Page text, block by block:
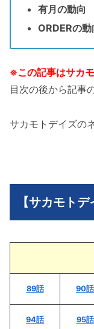
有月の動向
ORDERの動
※この記事はサカ
目次の後から記事
サカモトデイズの
【サカモト
89話 90話
94話 95話